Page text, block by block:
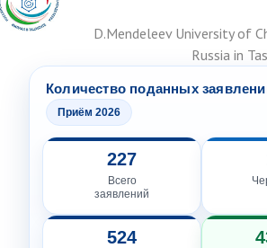
D.Mendeleev University of
Russia in
Количество поданных
Приём 2026
227
Всего
заявлений
524